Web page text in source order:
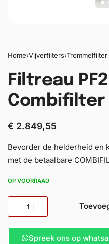
Home›Vijverfilters›Trommelfilter
Filtreau
Combifilter
€ 2.849,55
Bevorder de helderheid en
met de betaalbare
OP VOORRAAD
Spreek ons op